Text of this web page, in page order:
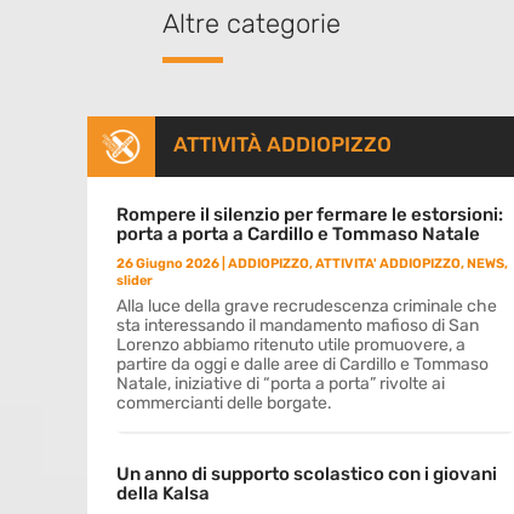
Altre categorie
ATTIVITÀ ADDIOPIZZO
Rompere il silenzio per fermare le estorsioni:
porta a porta a Cardillo e Tommaso Natale
26 Giugno 2026 ADDIOPIZZO,ATTIVITA' ADDIOPIZZO,NEWS,
slider
Alla luce della grave recrudescenza criminale che
sta interessando il mandamento mafioso di San
Lorenzo abbiamo ritenuto utile promuovere, a
partire da oggi e dalle aree di Cardillo e Tommaso
Natale, iniziative di “porta a porta” rivolte ai
commercianti delle borgate.
Un anno di supporto scolastico con i giovani
della Kalsa